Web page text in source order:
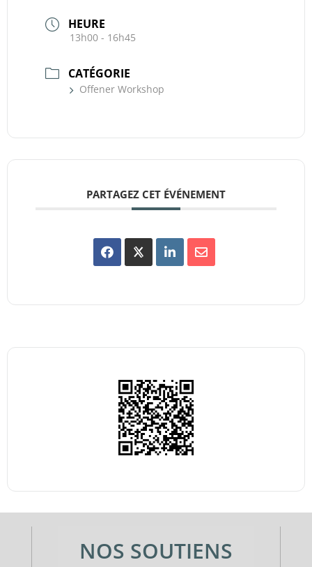
HEURE
13h00 - 16h45
CATÉGORIE
Offener Workshop
PARTAGEZ CET ÉVÉNEMENT
NOS SOUTIENS